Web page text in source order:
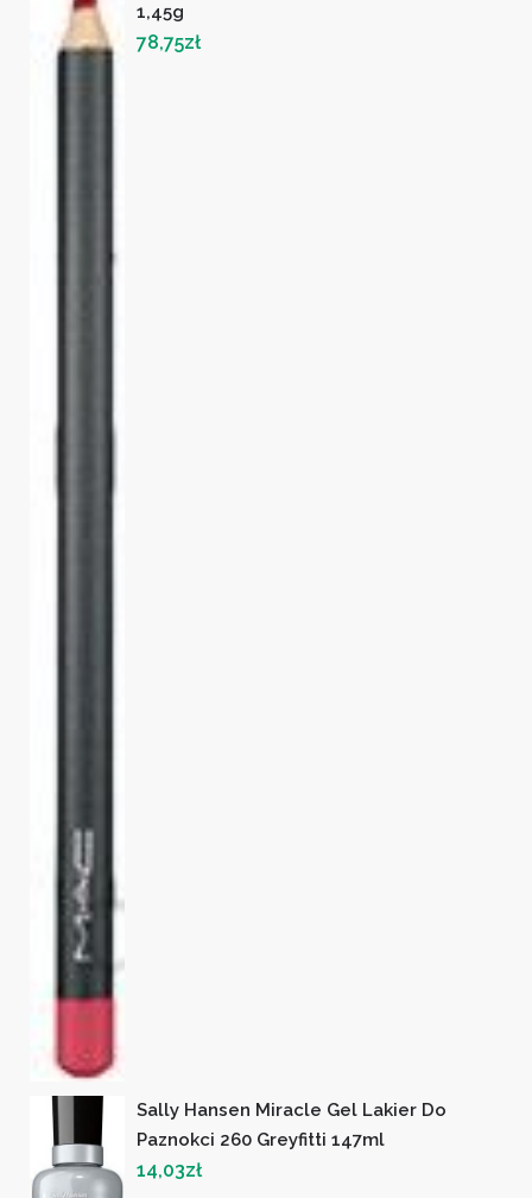
1,45g
78,75zł
Sally Hansen Miracle Gel Lakier Do
Paznokci 260 Greyfitti 147ml
14,03zł